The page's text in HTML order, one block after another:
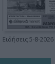
Ειδήσεις 5-8-2026